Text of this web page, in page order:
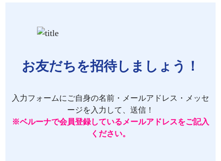
お友だちを招待しましょう！
入力フォームにご自身の名前・メールアドレス・メッセ
ージを入力して、送信！
※ベルーナで会員登録しているメールアドレスをご記入
ください。